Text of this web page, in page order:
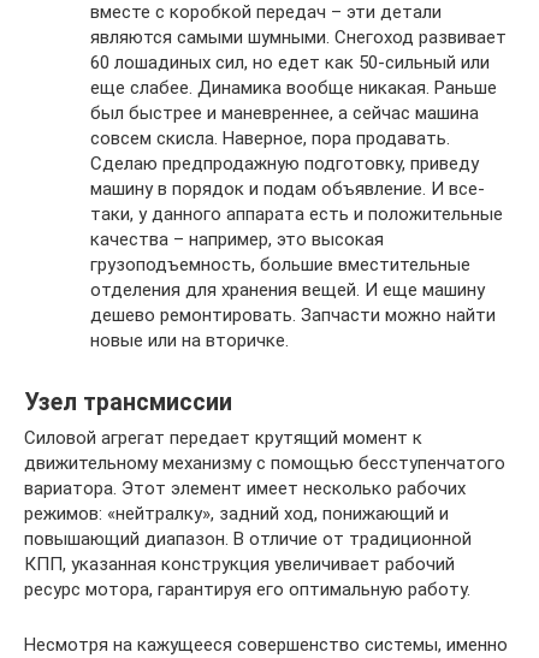
вместе с коробкой передач – эти детали
являются самыми шумными. Снегоход развивает
60 лошадиных сил, но едет как 50-сильный или
еще слабее. Динамика вообще никакая. Раньше
был быстрее и маневреннее, а сейчас машина
совсем скисла. Наверное, пора продавать.
Сделаю предпродажную подготовку, приведу
машину в порядок и подам объявление. И все-
таки, у данного аппарата есть и положительные
качества – например, это высокая
грузоподъемность, большие вместительные
отделения для хранения вещей. И еще машину
дешево ремонтировать. Запчасти можно найти
новые или на вторичке.
Узел трансмиссии
Силовой агрегат передает крутящий момент к
движительному механизму с помощью бесступенчатого
вариатора. Этот элемент имеет несколько рабочих
режимов: «нейтралку», задний ход, понижающий и
повышающий диапазон. В отличие от традиционной
КПП, указанная конструкция увеличивает рабочий
ресурс мотора, гарантируя его оптимальную работу.
Несмотря на кажущееся совершенство системы, именно